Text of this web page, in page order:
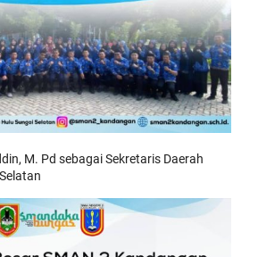
M. Pd sebagai Sekretaris Daerah